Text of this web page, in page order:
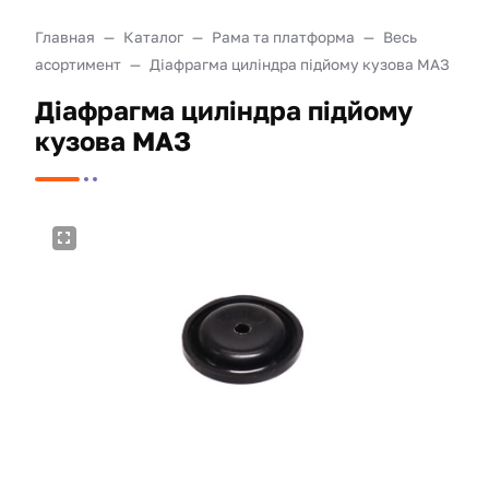
Главная Каталог Рама та платформа
Весь
асортимент
Діафрагма циліндра підйому кузова МАЗ
Діафрагма циліндра підйому
кузова МАЗ